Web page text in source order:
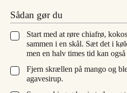
Sådan gør du
▢
Start med at røre chiafrø,
sammen i en skål. Sæt det i
men en halv times tid kan
▢
Fjern skrællen på mango og
agavesirup.